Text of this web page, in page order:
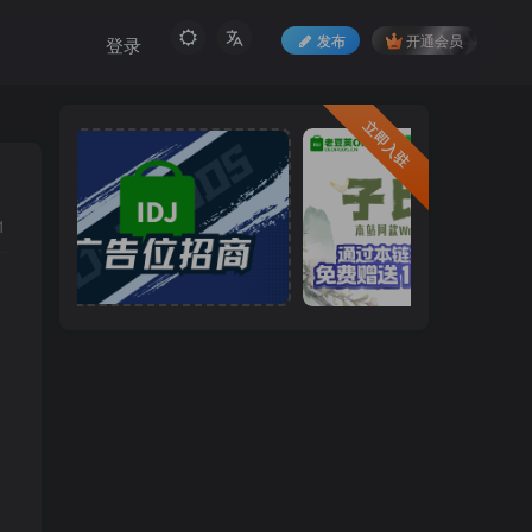
发布 开通会员
登录
立即入驻